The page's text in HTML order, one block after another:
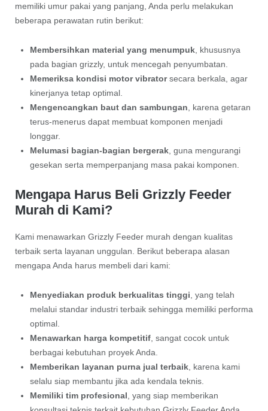
memiliki umur pakai yang panjang, Anda perlu melakukan
beberapa perawatan rutin berikut:
Membersihkan material yang menumpuk, khususnya
pada bagian grizzly, untuk mencegah penyumbatan.
Memeriksa kondisi motor vibratorsecara berkala, agar
kinerjanya tetap optimal.
Mengencangkan baut dan sambungan , karena getaran
terus-menerus dapat membuat komponen menjadi
longgar.
Melumasi bagian-bagian bergerak, guna mengurangi
gesekan serta memperpanjang masa pakai komponen.
Mengapa Harus Beli Grizzly Feeder
Murah di Kami?
Kami menawarkan Grizzly Feeder murah dengan kualitas
terbaik serta layanan unggulan. Berikut beberapa alasan
mengapa Anda harus membeli dari kami:
Menyediakan produk berkualitas tinggi, yang telah
melalui standar industri terbaik sehingga memiliki performa
optimal.
Menawarkan harga kompetitif, sangat cocok untuk
berbagai kebutuhan proyek Anda.
Memberikan layanan purna jual terbaik, karena kami
selalu siap membantu jika ada kendala teknis.
Memiliki tim profesional, yang siap memberikan